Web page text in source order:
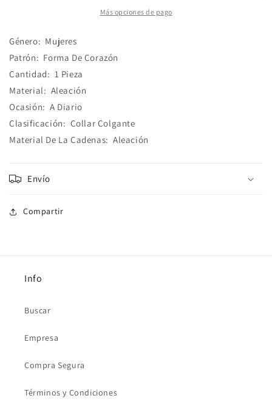
Más opciones de pago
Género: Mujeres
Patrón: Forma De Corazón
Cantidad: 1 Pieza
Material: Aleación
Ocasión: A Diario
Clasificación: Collar Colgante
Material De La Cadenas: Aleación
Envío
Compartir
Info
Buscar
Empresa
Compra Segura
Términos y Condiciones